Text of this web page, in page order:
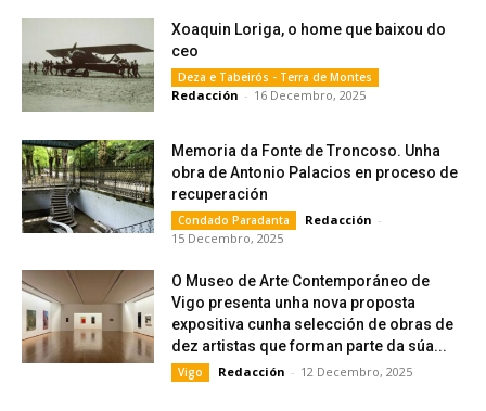
Xoaquin Loriga, o home que baixou do
ceo
Deza e Tabeirós - Terra de Montes
Redacción - 16 Decembro, 2025
Memoria da Fonte de Troncoso. Unha
obra de Antonio Palacios en proceso de
recuperación
Condado Paradanta Redacción -
15 Decembro, 2025
O Museo de Arte Contemporáneo de
Vigo presenta unha nova proposta
expositiva cunha selección de obras de
dez artistas que forman parte da súa...
Vigo Redacción - 12 Decembro, 2025